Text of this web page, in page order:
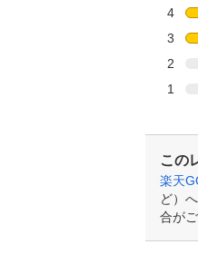
4
3
2
1
この
楽天
ど）
合が